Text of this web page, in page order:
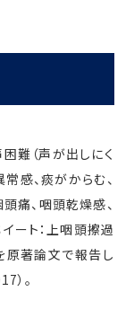
難（声が出しにく
感、痰がからむ、
痛、咽頭乾燥感、
ート：上咽頭擦過
原著論文で報告し
）。